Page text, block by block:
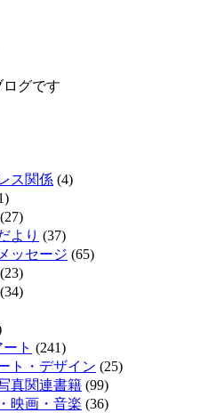
グです
ス関係 (4)
(27)
より (37)
ッセージ (65)
(23)
(34)
ト (241)
ト・デザイン (25)
真関連書籍 (99)
映画・音楽 (36)